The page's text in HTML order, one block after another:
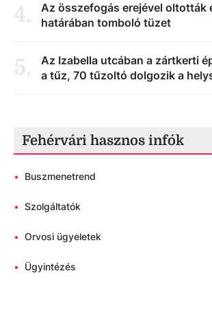
4.
Az összefogás erejével oltották
határában tomboló tüzet
5.
Az Izabella utcában a zártkerti
a tűz, 70 tűzoltó dolgozik a
Fehérvári hasznos infók
• Buszmenetrend
• Szolgáltatók
• Orvosi ügyeletek
• Ügyintézés